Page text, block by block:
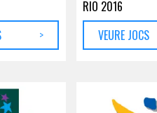
>
RIO 2016
VEURE JOCS